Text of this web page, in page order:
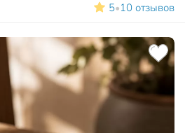
5•10 отзывов